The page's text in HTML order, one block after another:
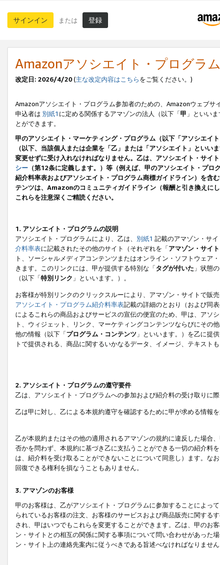
サインイン または 登録
Amazonアソシエイト・プログラ
改定日: 2026/4/20(主な改定内容はこちらをご覧ください。)
Amazonアソシエイト・プログラム参加者のための、Amazonウェブサ
申込者は 別紙1 に定める関係するアマゾンの法人（以下「甲 」といい
とができます。
甲のアソシエイト・マーケティング・プログラム（以下「アソシエイ
（以下、当該個人または企業を「乙」または「アソシエイト」とい
変更せずに受け入れなければなりません。乙は、アソシエイト・サイ
シー （第12条に定義します。）等（例えば、甲のアソシエイト・プ
紹介料率表およびアソシエイト・プログラム商標ガイドライン）を
テンツは、Amazonのコミュニティガイドライン（報酬と引き換えに
これらを注意深くご精読ください。
1. アソシエイト・プログラムの説明
アソシエイト・プログラムにより、乙は、 別紙1 記載のアマゾン・サ
介料率表に記載されたその他のサイト（それぞれを「アマゾン・サイト
ト、ソーシャルメディアコンテンツまたはオンライン・ソフトウェア
きます。このリンクには、甲が提供する特別な「タグが付いた 」状態
（以下「特別リンク 」といいます。）。
お客様が特別リンクのクリックスルーにより、アマゾン・サイトで販
アソシエイト・プログラム紹介料率表記載の詳細のとおり（および同
によるこれらの商品およびサービスの宣伝の便宜のため、甲は、アソ
ト、ウィジェット、リンク、マーケティングコンテンツならびにその
他の情報（以下「プログラム・コンテンツ 」といいます。）を乙に提
トで提供される、商品に関するいかなるデータ、イメージ、テキス
2. アソシエイト・プログラムの遵守要件
乙は、アソシエイト・プログラムへの参加および紹介料の受け取りに
乙は甲に対し、乙による本規約遵守を確認するために甲が求める情報
乙が本規約またはその他の適用されるアマゾンの規約に違反した場合
否かを問わず、本規約に基づき乙に支払うことができる一切の紹介料
は、紹介料を受け取ることができないことについて同意し）ます。な
回復できる権利を損なうこともありません。
3. アマゾンのお客様
甲のお客様は、乙がアソシエイト・プログラムに参加することによっ
られているお客様の注文、お客様のサービスおよび商品販売に関する
され、甲はいつでもこれらを変更することができます。乙は、甲のお
ン・サイトとの相互の関係に関する事項について問い合わせがあった
ン・サイト上の連絡先案内に従うべきである旨述べなければなりませ